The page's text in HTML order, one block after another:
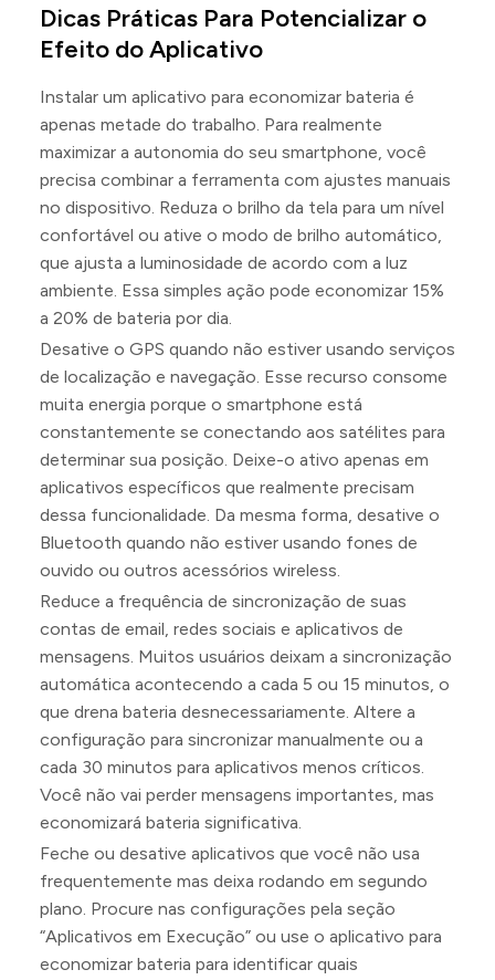
Dicas Práticas Para Potencializar o
Efeito do Aplicativo
Instalar um aplicativo para economizar bateria é
apenas metade do trabalho. Para realmente
maximizar a autonomia do seu smartphone, você
precisa combinar a ferramenta com ajustes manuais
no dispositivo. Reduza o brilho da tela para um nível
confortável ou ative o modo de brilho automático,
que ajusta a luminosidade de acordo com a luz
ambiente. Essa simples ação pode economizar 15%
a 20% de bateria por dia.
Desative o GPS quando não estiver usando serviços
de localização e navegação. Esse recurso consome
muita energia porque o smartphone está
constantemente se conectando aos satélites para
determinar sua posição. Deixe-o ativo apenas em
aplicativos específicos que realmente precisam
dessa funcionalidade. Da mesma forma, desative o
Bluetooth quando não estiver usando fones de
ouvido ou outros acessórios wireless.
Reduce a frequência de sincronização de suas
contas de email, redes sociais e aplicativos de
mensagens. Muitos usuários deixam a sincronização
automática acontecendo a cada 5 ou 15 minutos, o
que drena bateria desnecessariamente. Altere a
configuração para sincronizar manualmente ou a
cada 30 minutos para aplicativos menos críticos.
Você não vai perder mensagens importantes, mas
economizará bateria significativa.
Feche ou desative aplicativos que você não usa
frequentemente mas deixa rodando em segundo
plano. Procure nas configurações pela seção
“Aplicativos em Execução” ou use o aplicativo para
economizar bateria para identificar quais